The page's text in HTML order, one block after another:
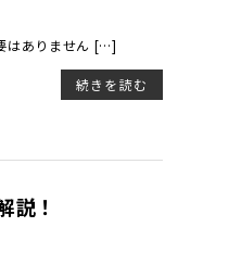
はありません […]
続きを読む
説！